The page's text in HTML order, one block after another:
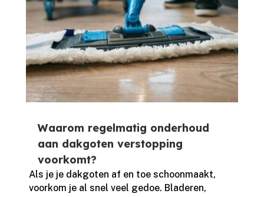
Waarom regelmatig onderhoud
aan dakgoten verstopping
voorkomt?
Als je je dakgoten af en toe schoonmaakt,
voorkom je al snel veel gedoe.​ Bladeren,